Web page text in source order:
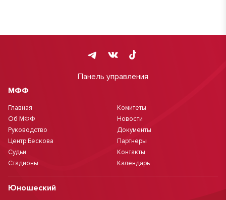
Панель управления
МФФ
Главная
Об МФФ
Руководство
Центр Бескова
Судьи
Стадионы
Комитеты
Новости
Документы
Партнеры
Контакты
Календарь
Юношеский